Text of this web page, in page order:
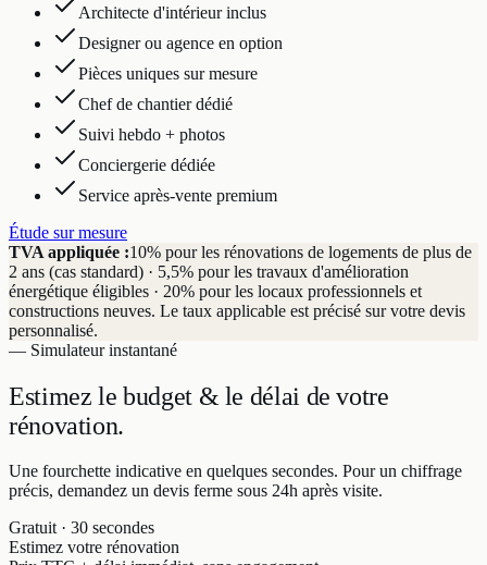
Architecte d'intérieur inclus
Designer ou agence en option
Pièces uniques sur mesure
Chef de chantier dédié
Suivi hebdo + photos
Conciergerie dédiée
Service après-vente premium
Étude sur mesure
TVA appliquée :10% pour les rénovations de logements de plus de
2 ans (cas standard) · 5,5% pour les travaux d'amélioration
énergétique éligibles · 20% pour les locaux professionnels et
constructions neuves. Le taux applicable est précisé sur votre devis
personnalisé.
— Simulateur instantané
Estimez le budget & le délai de votre
rénovation.
Une fourchette indicative en quelques secondes. Pour un chiffrage
précis, demandez un devis ferme sous 24h après visite.
Gratuit · 30 secondes
Estimez votre rénovation